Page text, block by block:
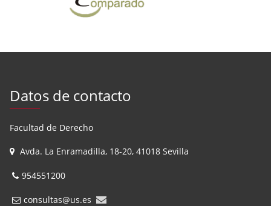
Datos de contacto
Facultad de Derecho
Avda. La Enramadilla, 18-20, 41018 Sevilla
954551200
consultas@us.es